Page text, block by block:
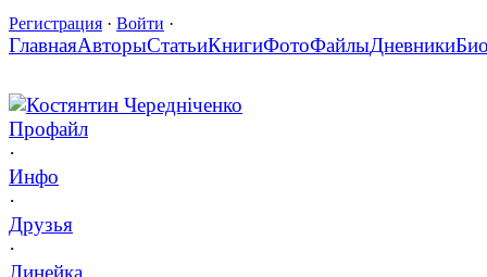
Регистрация · Войти ·
ГлавнаяАвторыСтатьиКнигиФотоФайлыДневники
Костянтин Чередніченко
Профайл
·
Инфо
·
Друзья
·
Линейка